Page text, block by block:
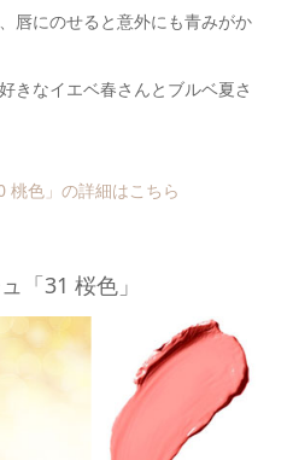
唇にのせると意外にも青みがか
きなイエベ春さんとブルベ夏さ
桃色」の詳細はこちら
「31 桜色」